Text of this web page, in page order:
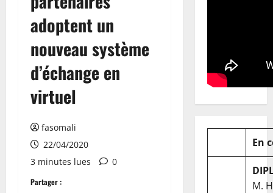
adoptent un
nouveau système
d’échange en
virtuel
fasomali
22/04/2020
3 minutes lues
0
Partager :
En
M.